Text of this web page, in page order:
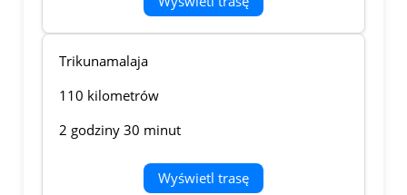
Trikunamalaja
110 kilometrów
2 godziny 30 minut
Wyświetl trasę